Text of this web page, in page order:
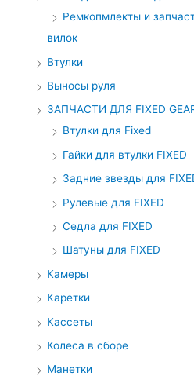
Ремкопмлекты и
вилок
Втулки
Выносы руля
ЗАПЧАСТИ ДЛЯ FIXED
Втулки для Fixed
Гайки для втулки FIXED
Задние звезды для
Рулевые для FIXED
Седла для FIXED
Шатуны для FIXED
Камеры
Каретки
Кассеты
Колеса в сборе
Манетки